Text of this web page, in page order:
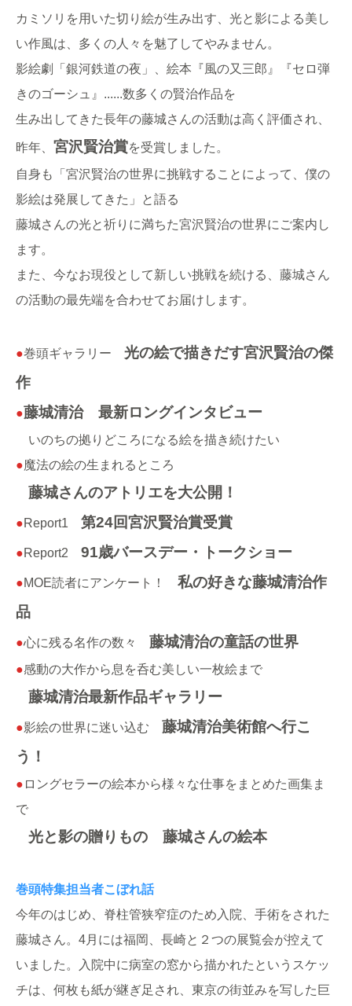
カミソリを用いた切り絵が生み出す、光と影による美し
い作風は、多くの人々を魅了してやみません。
影絵劇「銀河鉄道の夜」、絵本『風の又三郎』『セロ弾
きのゴーシュ』......数多くの賢治作品を
生み出してきた長年の藤城さんの活動は高く評価され、
昨年、 宮沢賢治賞を受賞しました。
自身も「宮沢賢治の世界に挑戦することによって、僕の
影絵は発展してきた」と語る
藤城さんの光と祈りに満ちた宮沢賢治の世界にご案内し
ます。
また、今なお現役として新しい挑戦を続ける、藤城さん
の活動の最先端を合わせてお届けします。
●巻頭ギャラリー 光の絵で描きだす宮沢賢治の傑
作
●藤城清治 最新ロングインタビュー
いのちの拠りどころになる絵を描き続けたい
●魔法の絵の生まれるところ
藤城さんのアトリエを大公開！
●Report1 第24回宮沢賢治賞受賞
●Report2 91歳バースデー・トークショー
●MOE読者にアンケート！ 私の好きな藤城清治作
品
●心に残る名作の数々 藤城清治の童話の世界
●感動の大作から息を呑む美しい一枚絵まで
藤城清治最新作品ギャラリー
●影絵の世界に迷い込む 藤城清治美術館へ行こ
う！
● ロングセラーの絵本から様々な仕事をまとめた画集ま
で
光と影の贈りもの 藤城さんの絵本
巻頭特集担当者こぼれ話
今年のはじめ、脊柱管狭窄症のため入院、手術をされた
藤城さん。4月には福岡、長崎と２つの展覧会が控えて
いました。入院中に病室の窓から描かれたというスケッ
チは、何枚も紙が継ぎ足され、東京の街並みを写した巨